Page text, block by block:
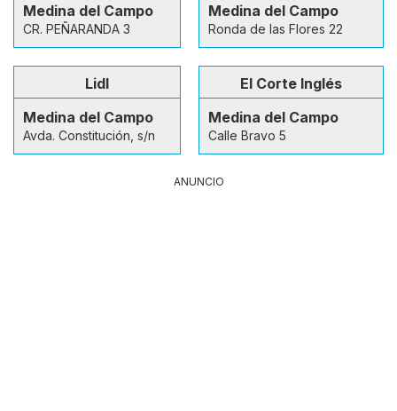
Medina del Campo
CR. PEÑARANDA 3
Medina del Campo
Ronda de las Flores 22
Lidl
Medina del Campo
Avda. Constitución, s/n
El Corte Inglés
Medina del Campo
Calle Bravo 5
ANUNCIO